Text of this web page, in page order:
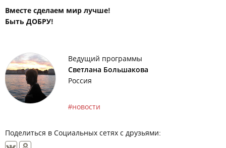
Вместе сделаем мир лучше!
Быть ДОБРУ!
Ведущий программы
Светлана Большакова
Россия
новости
Поделиться в Социальных сетях с друзьями: